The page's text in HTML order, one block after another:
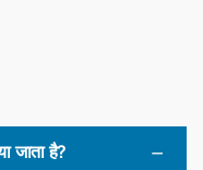
जाता है?